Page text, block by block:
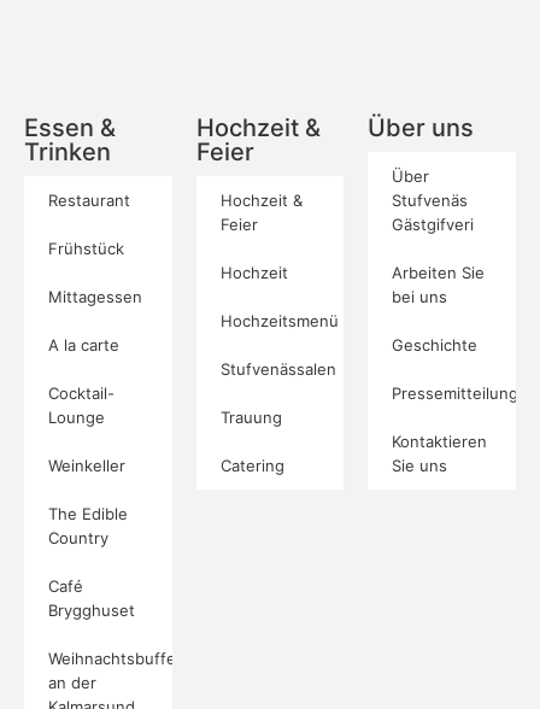
Essen &
Trinken
Restaurant
Frühstück
Mittagessen
A la carte
Cocktail-
Lounge
Weinkeller
The Edible
Country
Café
Brygghuset
Weihnachtsbuffet
an der
Hochzeit &
Feier
Hochzeit &
Feier
Hochzeit
Hochzeitsmenü
Stufvenässalen
Trauung
Catering
Über uns
Über
Stufvenäs
Gästgifveri
Arbeiten Sie
bei uns
Geschichte
Pressemitteilungen
Kontaktieren
Sie uns